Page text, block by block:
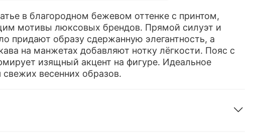
в благородном бежевом оттенке с принтом,
мотивы люксовых брендов. Прямой силуэт и
придают образу сдержанную элегантность, а
на манжетах добавляют нотку лёгкости. Пояс с
изящный акцент на фигуре. Идеальное
весенних образов.